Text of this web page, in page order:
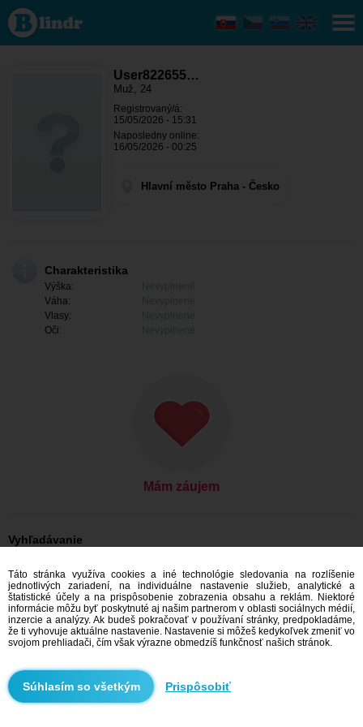
User822655009
- On hľadá
niekoho Hlavní
město Praha -
User822655…
Muž, 24
Registrovaný/á:
15/05/2026 - 15:31
Naposledny online:
16/05/2026 - 00:25
Hlavní město Praha - Česko
Charakteristika
Výška:
Váha:
Vlasy:
Oči:
Mám záujem
Vyhľadávanie
On hľadá ju: Muži, 24
On hľadá ju: Muži, 24 - Česko
On hľadá ju: Muži, 24 - Hlavní město Praha
On hľadá ju: Muži, 24 - Praha
Zoznamka Česko
Zoznamka Hlavní město Praha
Zoznamka Praha
Odporúčame
Táto stránka využíva cookies a iné technológie sledovania na rozlíšenie
jednotlivých zariadení, na individuálne nastavenie služieb, analytické a
štatistické účely a na prispôsobenie zobrazenia obsahu a reklám. Niektoré
informácie môžu byť poskytnuté aj našim partnerom v oblasti sociálnych médií,
inzercie a analýzy. Ak budeš pokračovať v používaní stránky, predpokladáme,
že ti vyhovuje aktuálne nastavenie. Nastavenie si môžeš kedykoľvek zmeniť vo
svojom prehliadači, čím však výrazne obmedzíš funkčnosť našich stránok.
Prispôsobiť